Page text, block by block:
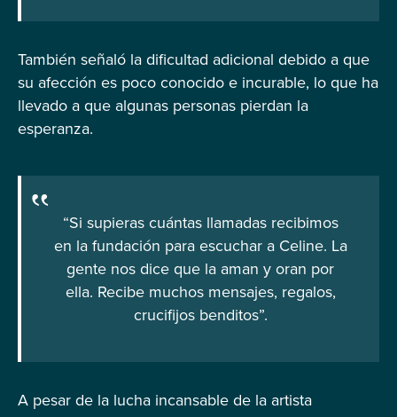
También señaló la dificultad adicional debido a que
su afección es poco conocido e incurable, lo que ha
llevado a que algunas personas pierdan la
esperanza.
“Si supieras cuántas llamadas recibimos
en la fundación para escuchar a Celine. La
gente nos dice que la aman y oran por
ella. Recibe muchos mensajes, regalos,
crucifijos benditos”.
A pesar de la lucha incansable de la artista